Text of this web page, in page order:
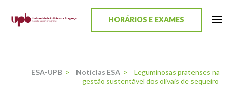
HORÁRIOS E EXAMES
ESA-UPB > Notícias ESA >
Leguminosas pratenses na
gestão sustentável dos olivais de sequeiro